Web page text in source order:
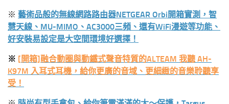
※ 藝術品般的無線網路路由器NETGEAR Orbi開箱實測，智
慧天線、MU-MIMO、AC3000三頻、還有WiFi漫遊等功能、
好安裝易設定是大空間環境好選擇！
※ [開箱]融合動圈與動鐵式聲音特質的ALTEAM 我聽 AH-
K97M 入耳式耳機，給你更廣的音域、更細緻的音樂聆聽享
受！